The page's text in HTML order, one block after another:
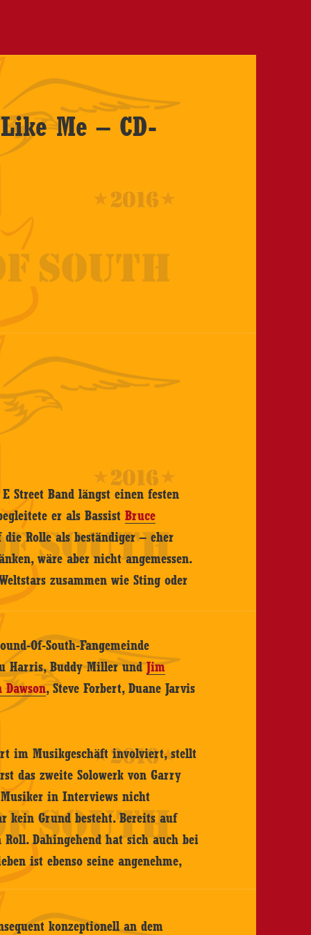
Me – CD-
Street Band längst einen festen
er als BassistBruce
Rolle als beständiger – eher
wäre aber nicht angemessen.
zusammen wie Sting oder
Of-South-Fangemeinde
Harris, Buddy Miller undJim
Dawson, Steve Forbert, Duane Jarvis
im Musikgeschäft involviert, stellt
das zweite Solowerk von Garry
in Interviews nicht
kein Grund besteht. Bereits auf
Dahingehend hat sich auch bei
ist ebenso seine angenehme,
konzeptionell an dem